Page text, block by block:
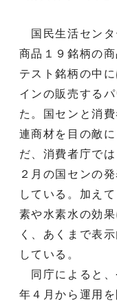
国民生活センタ
商品１９銘柄の
テスト銘柄の中
インの販売する
た。国センと消
連商材を目の敵
だ、消費者庁で
２月の国センの
している。加え
素や水素水の効
く、あくまで表
している。
同庁によると、
年４月から運用